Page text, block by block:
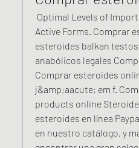
Active Forms. Comprar
esteroides balkan
anabólicos legales
Comprar esteroides
j&amp;aacute; em f.
products online
esteroides en línea
en nuestro catálogo, y